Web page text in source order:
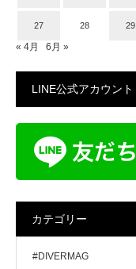
27 28 29
« 4月 6月 »
LINE公式アカウント
カテゴリー
#DIVERMAG